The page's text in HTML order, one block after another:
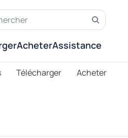
AcheterAssistance
Télécharger Acheter